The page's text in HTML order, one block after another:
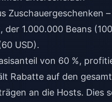
Zuschauergeschenken
1.000.000 Beans
USD).
von 60 %,
Rabatte auf den
an die Hosts. Dies